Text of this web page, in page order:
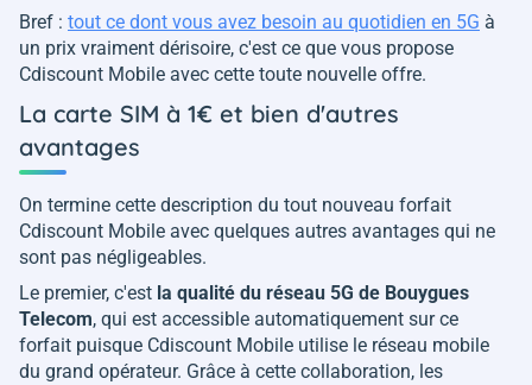
Bref : tout ce dont vous avez besoin au quotidien en 5G à
un prix vraiment dérisoire, c'est ce que vous propose
Cdiscount Mobile avec cette toute nouvelle offre.
La carte SIM à 1€ et bien d'autres
avantages
On termine cette description du tout nouveau forfait
Cdiscount Mobile avec quelques autres avantages qui ne
sont pas négligeables.
Le premier, c'est la qualité du réseau 5G de Bouygues
Telecom, qui est accessible automatiquement sur ce
forfait puisque Cdiscount Mobile utilise le réseau mobile
du grand opérateur. Grâce à cette collaboration, les